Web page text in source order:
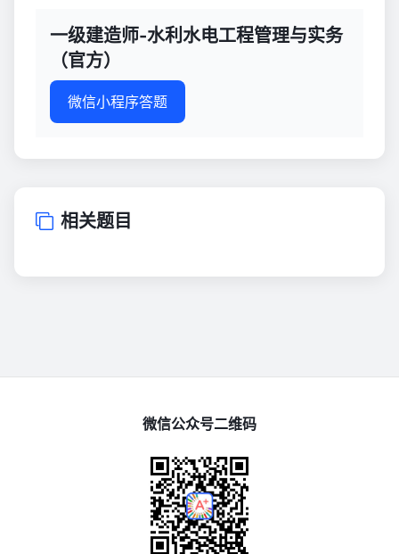
一级建造师-水利水电工程管理与实务
（官方）
微信小程序答题
相关题目
微信公众号二维码